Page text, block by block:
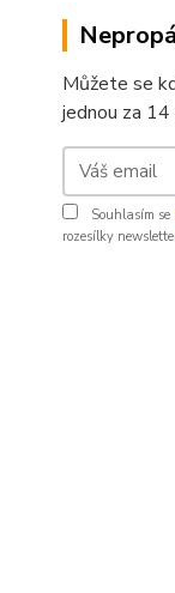
Můžete se
jednou za 14
Souhlasím se
rozesílky